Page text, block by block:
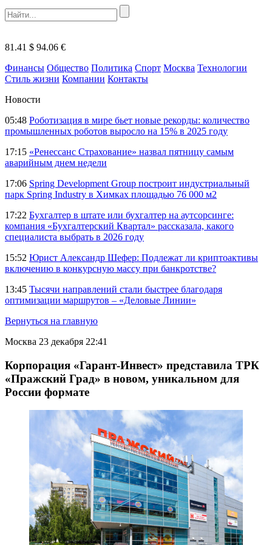
81.41 $ 94.06 €
Финансы Общество Политика Спорт Москва Технологии
Стиль жизни Компании Контакты
Новости
05:48 Роботизация в мире бьет новые рекорды: количество
промышленных роботов выросло на 15% в 2025 году
17:15 «Ренессанс Страхование» назвал пятницу самым
аварийным днем недели
17:06 Spring Development Group построит индустриальный
парк Spring Industry в Химках площадью 76 000 м2
17:22 Бухгалтер в штате или бухгалтер на аутсорсинге:
компания «Бухгалтерский Квартал» рассказала, какого
специалиста выбрать в 2026 году
15:52 Юрист Александр Шефер: Подлежат ли криптоактивы
включению в конкурсную массу при банкротстве?
13:45 Тысячи направлений стали быстрее благодаря
оптимизации маршрутов – «Деловые Линии»
Вернуться на главную
Москва 23 декабря 22:41
Корпорация «Гарант-Инвест» представила ТРК
«Пражский Град» в новом, уникальном для
России формате